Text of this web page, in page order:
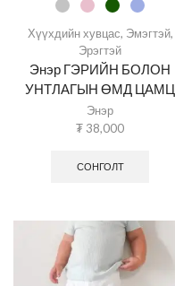
Хүүхдийн хувцас, Эмэгтэй,
Эрэгтэй
Энэр ГЭРИЙН БОЛОН
УНТЛАГЫН ӨМД ЦАМЦ
Энэр
₮ 38,000
СОНГОЛТ